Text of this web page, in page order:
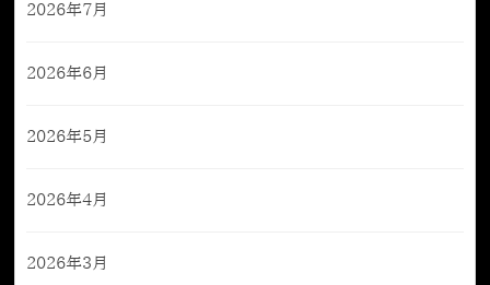
2026年7月
2026年6月
2026年5月
2026年4月
2026年3月